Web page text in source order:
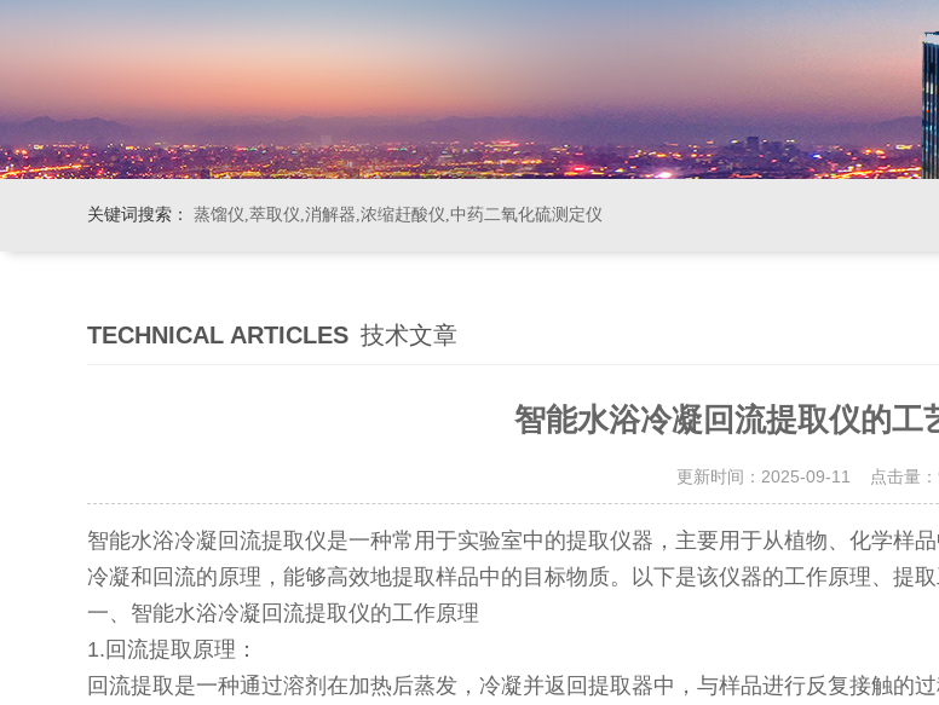
关键词搜索： 蒸馏仪,萃取仪,消解器,浓缩赶酸仪,中药二氧化硫测定仪
TECHNICAL ARTICLES 技术文章
智能水浴冷凝回流提取仪的工
更新时间：2025-09-11 点击量：
智能水浴冷凝回流提取仪是一种常用于实验室中的提取仪器，主要用于从植物、化学样
冷凝和回流的原理，能够高效地提取样品中的目标物质。以下是该仪器的工作原理、提
一、智能水浴冷凝回流提取仪的工作原理
1.回流提取原理：
回流提取是一种通过溶剂在加热后蒸发，冷凝并返回提取器中，与样品进行反复接触的